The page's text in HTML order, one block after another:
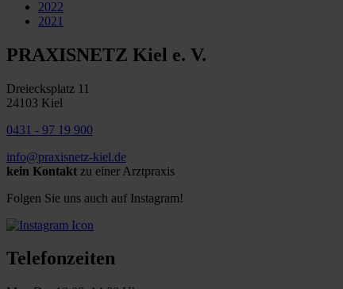
2022
2021
PRAXISNETZ Kiel e. V.
Dreiecksplatz 11
24103 Kiel
0431 - 97 19 900
info@praxisnetz-kiel.de
kein Kontakt zu einer Arztpraxis
Folgen Sie uns auch auf Instagram!
Telefonzeiten